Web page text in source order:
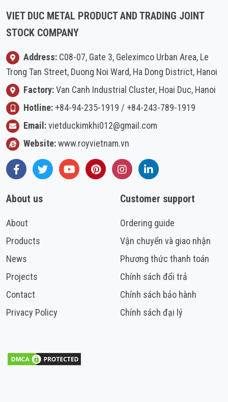
VIET DUC METAL PRODUCT AND TRADING JOINT
STOCK COMPANY
Address: C08-07, Gate 3, Geleximco Urban Area, Le
Trong Tan Street, Duong Noi Ward, Ha Dong District, Hanoi
Factory:Van Canh Industrial Cluster, Hoai Duc, Hanoi
Hotline: +84-94-235-1919 / +84-243-789-1919
Email:vietduckimkhi012@gmail.com
Website:www.royvietnam.vn
FacebookTwitterYoutubePinterestInstagramLinkedIn
About us
About
Products
News
Projects
Contact
Privacy Policy
Customer support
Ordering guide
Vận chuyển và giao nhận
Phương thức thanh toán
Chính sách đổi trả
Chính sách bảo hành
Chính sách đại lý